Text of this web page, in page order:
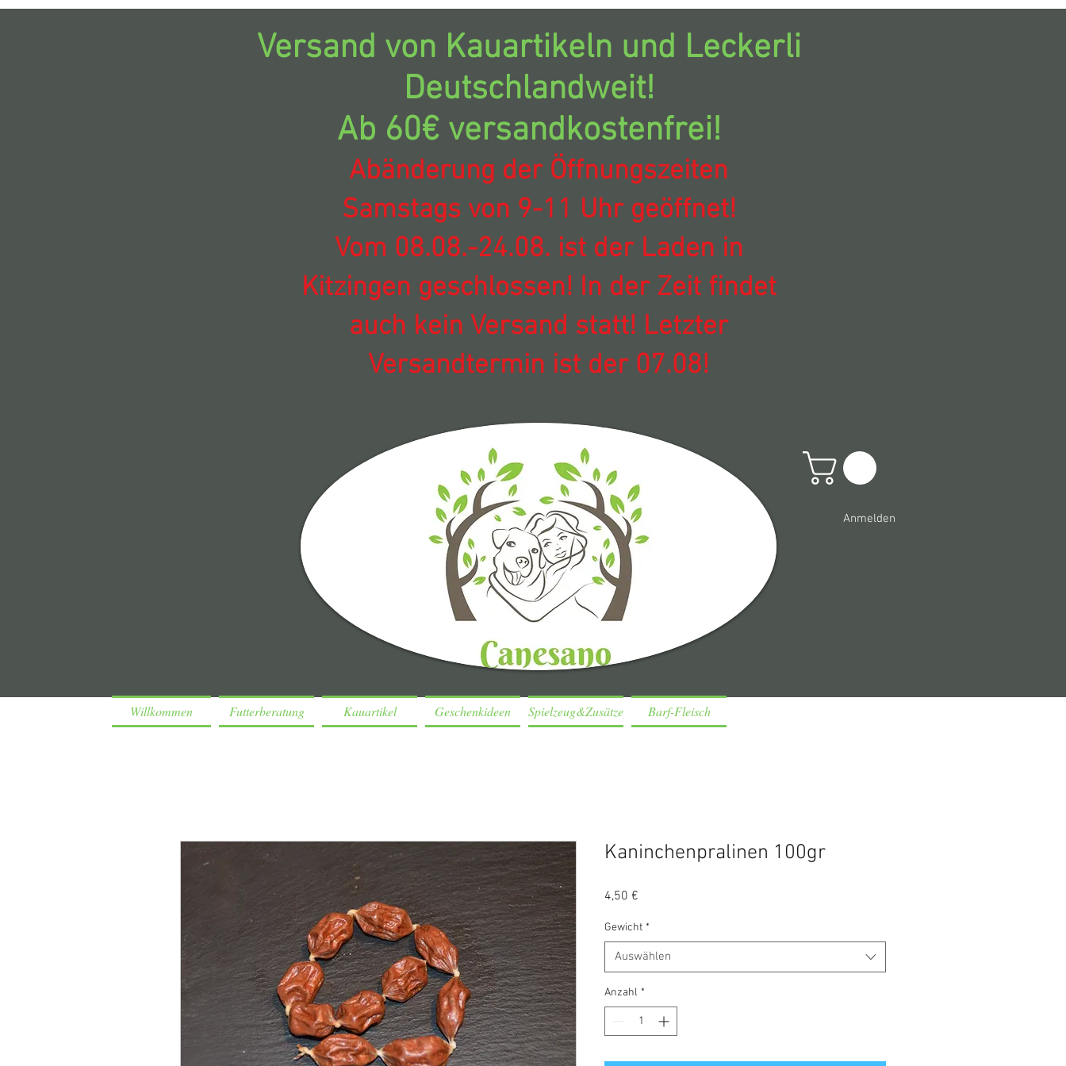
Versand von Kauartikeln und Leckerli
Deutschlandweit!
Ab 60€ versandkostenfrei!
Abänderung der Öffnungszeiten
Samstags von 9-11 Uhr geöffnet!
Vom 08.08.-24.08. ist der Laden in
Kitzingen geschlossen! In der Zeit findet
auch kein Versand statt! Letzter
Versandtermin ist der 07.08!
Anmelden
Willkommen Futterberatung Kauartikel Geschenkideen Spielzeug&Zusätze Barf-Fleisch
Kaninchenpralinen 100gr
4,50 €
Gewicht *
Auswählen
Anzahl *